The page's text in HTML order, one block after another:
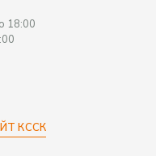
18:00
КССК